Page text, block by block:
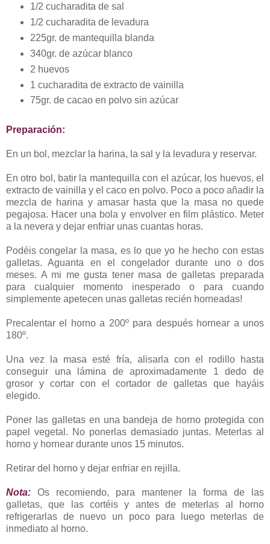
1/2 cucharadita de sal
1/2 cucharadita de levadura
225gr. de mantequilla blanda
340gr. de azúcar blanco
2 huevos
1 cucharadita de extracto de vainilla
75gr. de cacao en polvo sin azúcar
Preparación:
En un bol, mezclar la harina, la sal y la levadura y reservar.
En otro bol, batir la mantequilla con el azúcar, los huevos, el
extracto de vainilla y el caco en polvo. Poco a poco añadir la
mezcla de harina y amasar hasta que la masa no quede
pegajosa. Hacer una bola y envolver en film plástico. Meter
a la nevera y dejar enfriar unas cuantas horas.
Podéis congelar la masa, es lo que yo he hecho con estas
galletas. Aguanta en el congelador durante uno o dos
meses. A mi me gusta tener masa de galletas preparada
para cualquier momento inesperado o para cuando
simplemente apetecen unas galletas recién horneadas!
Precalentar el horno a 200º para después hornear a unos
180º.
Una vez la masa esté fría, alisarla con el rodillo hasta
conseguir una lámina de aproximadamente 1 dedo de
grosor y cortar con el cortador de galletas que hayáis
elegido.
Poner las galletas en una bandeja de horno protegida con
papel vegetal. No ponerlas demasiado juntas. Meterlas al
horno y hornear durante unos 15 minutos.
Retirar del horno y dejar enfriar en rejilla.
Nota: Os recomiendo, para mantener la forma de las
galletas, que las cortéis y antes de meterlas al horno
refrigerarlas de nuevo un poco para luego meterlas de
inmediato al horno.